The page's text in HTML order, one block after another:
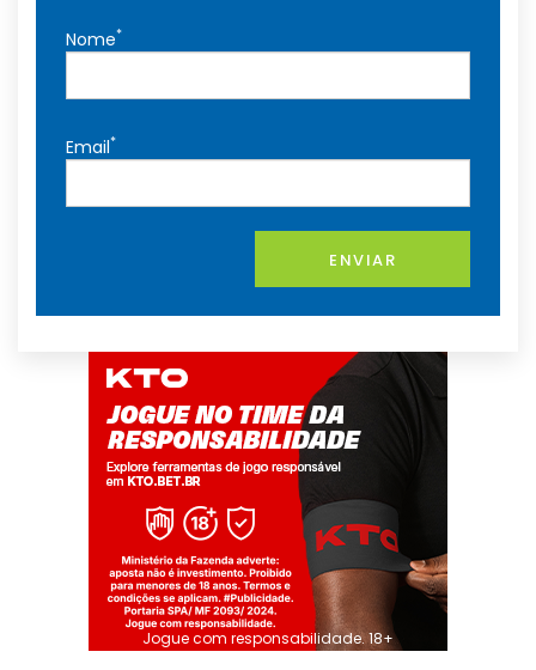
Nome*
Email*
ENVIAR
Jogue com responsabilidade. 18+